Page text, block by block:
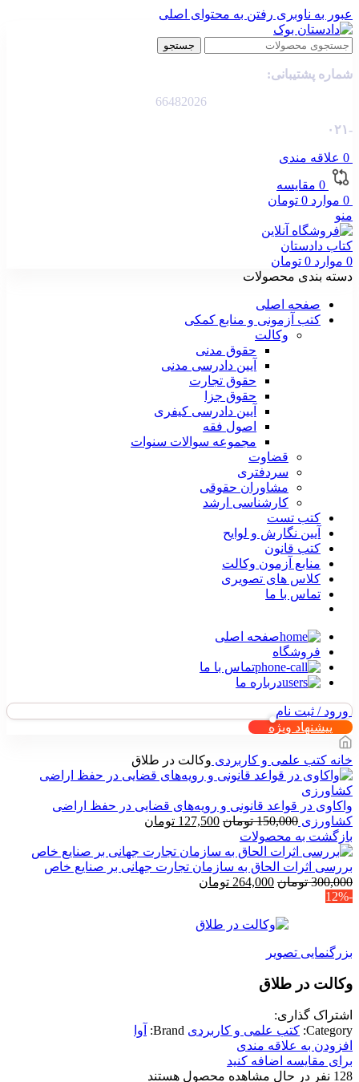
عبور به ناوبری رفتن به محتوای اصلی
جستجو
شماره پشتیبانی:
66482026
-۰۲۱
0 علاقه مندی
0 مقایسه
0 موارد 0 تومان
منو
0 موارد 0 تومان
دسته بندی محصولات
صفحه اصلی
کتب آزمونی و منابع کمکی
وکالت
حقوق مدنی
آیین دادرسی مدنی
حقوق تجارت
حقوق جزا
آیین دادرسی کیفری
اصول فقه
مجموعه سوالات سنوات
قضاوت
سردفتری
مشاوران حقوقی
کارشناسی ارشد
کتب تست
آیین نگارش و لوایح
کتب قانون
منابع آزمون وکالت
کلاس های تصویری
تماس با ما
صفحه اصلی
فروشگاه
تماس با ما
درباره ما
ورود / ثبت نام
پیشنهاد ویژه
خانه کتب علمی و کاربردی وکالت در طلاق
واکاوی در قواعد قانونی و رویه‌های قضایی در حفظ اراضی
کشاورزی 150,000 تومان قیمت
150,000 تومان
بود.
127,500 تومان
127,500 تومان
است.
بازگشت به محصولات
بررسی اثرات الحاق به سازمان تجارت جهانی بر صنایع خاص
300,000 تومان قیمت
بود.
264,000 تومان
است.
-12%
بزرگنمایی تصویر
وکالت در طلاق
اشتراک گذاری:
Category: کتب علمی و کاربردی Brand:
آوا
افزودن به علاقه مندی
برای مقایسه اضافه کنید
128 نفر در حال مشاهده محصول هستند